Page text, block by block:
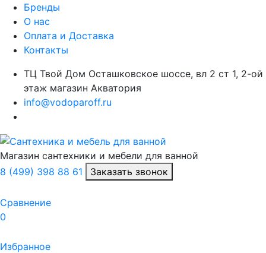
Бренды
О нас
Оплата и Доставка
Контакты
ТЦ Твой Дом Осташковское шоссе, вл 2 ст 1, 2-ой
этаж магазин Акватория
info@vodoparoff.ru
Магазин сантехники и мебели для ванной
8 (499) 398 88 61
Заказать звонок
Сравнение
0
Избранное